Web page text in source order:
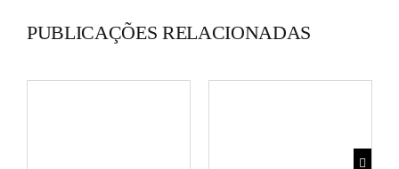
PUBLICAÇÕES RELACIONADAS